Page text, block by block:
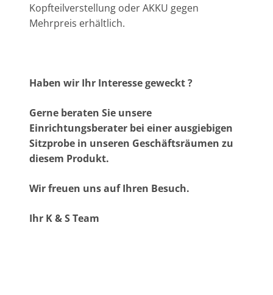
Kopfteilverstellung oder AKKU gegen
Mehrpreis erhältlich.
Haben wir Ihr Interesse geweckt ?
Gerne beraten Sie unsere
Einrichtungsberater bei einer ausgiebigen
Sitzprobe in unseren Geschäftsräumen zu
diesem Produkt.
Wir freuen uns auf Ihren Besuch.
Ihr K & S Team